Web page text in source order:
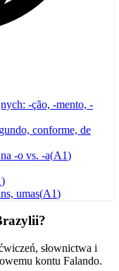
-ção, -mento, -
conforme, de
-o vs. -a(A1)
)
umas(A1)
słownictwa i
kontu Falando.